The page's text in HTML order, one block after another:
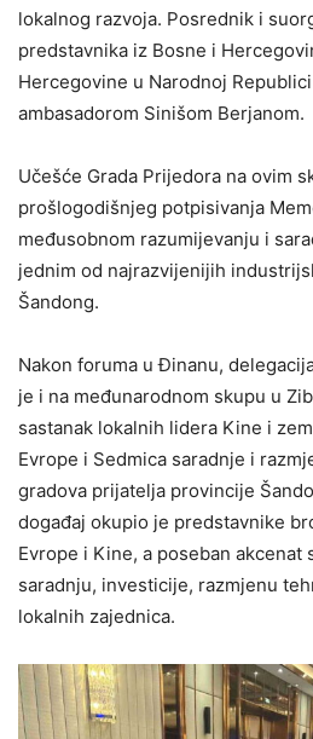
lokalnog razvoja. Posrednik i
predstavnika iz Bosne i
Hercegovine u Narodnoj
ambasadorom Sinišom Berjanom.
Učešće Grada Prijedora na ovim
prošlogodišnjeg potpisivanja
međusobnom razumijevanju i
jednim od najrazvijenijih
Šandong.
Nakon foruma u Đinanu,
je i na međunarodnom skupu u
sastanak lokalnih lidera Kine i
Evrope i Sedmica saradnje i
gradova prijatelja provincije
događaj okupio je predstavnike
Evrope i Kine, a poseban akcenat
saradnju, investicije, razmjenu
lokalnih zajednica.